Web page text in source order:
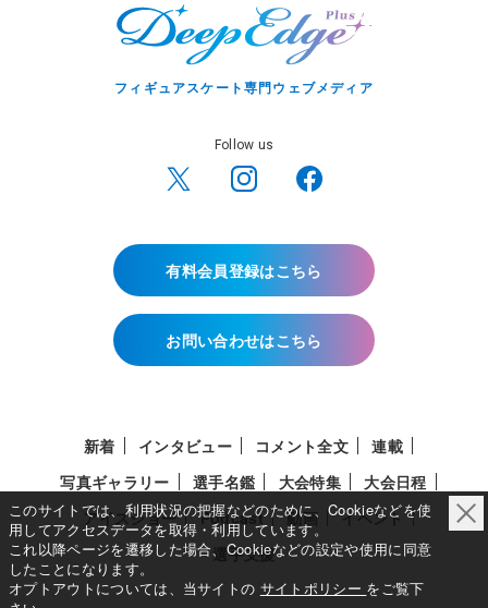
フィギュアスケート専門ウェブメディア
Follow us
有料会員登録はこちら
お問い合わせはこちら
新着 インタビュー コメント全文
連載
写真ギャラリー
選手名鑑 大会特集
大会日程
アイスショー
Podcast 動画
イベント
選手支援
このサイトでは、利用状況の把握などのために、Cookieなどを使
用してアクセスデータを取得・利用しています。
これ以降ページを遷移した場合、Cookieなどの設定や使用に同意
したことになります。
オプトアウトについては、当サイトの サイトポリシー をご覧下